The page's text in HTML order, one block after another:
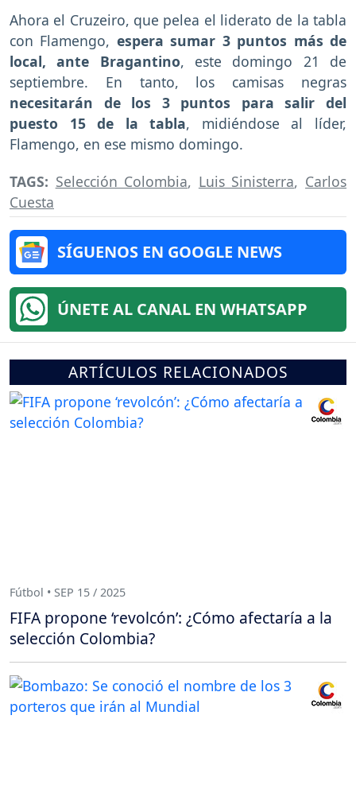
Ahora el Cruzeiro, que pelea el liderato de la tabla
con Flamengo, espera sumar 3 puntos más de
local, ante Bragantino, este domingo 21 de
septiembre. En tanto, los camisas negras
necesitarán de los 3 puntos para salir del
puesto 15 de la tabla, midiéndose al líder,
Flamengo, en ese mismo domingo.
TAGS: Selección Colombia, Luis Sinisterra, Carlos
Cuesta
SÍGUENOS EN GOOGLE NEWS
ÚNETE AL CANAL EN WHATSAPP
ARTÍCULOS RELACIONADOS
Fútbol • SEP 15 / 2025
FIFA propone ‘revolcón’: ¿Cómo afectaría a la
selección Colombia?